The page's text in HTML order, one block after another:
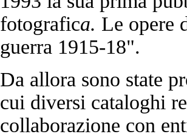
fotografica. Le opere
guerra 1915-18".
Da allora sono state
cui diversi cataloghi
collaborazione con